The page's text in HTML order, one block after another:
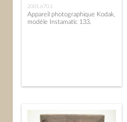
2001.670.1
Appareil photographique Kodak,
modèle Instamatic 133.